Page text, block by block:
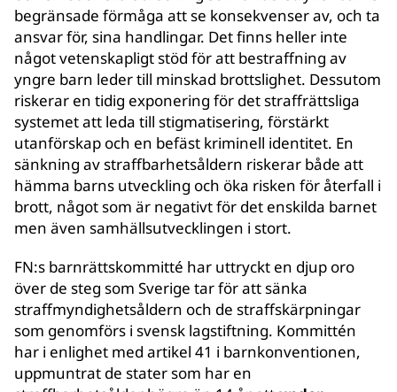
begränsade förmåga att se konsekvenser av, och ta
ansvar för, sina handlingar. Det finns heller inte
något vetenskapligt stöd för att bestraffning av
yngre barn leder till minskad brottslighet. Dessutom
riskerar en tidig exponering för det straffrättsliga
systemet att leda till stigmatisering, förstärkt
utanförskap och en befäst kriminell identitet. En
sänkning av straffbarhetsåldern riskerar både att
hämma barns utveckling och öka risken för återfall i
brott, något som är negativt för det enskilda barnet
men även samhällsutvecklingen i stort.
FN:s barnrättskommitté har uttryckt en djup oro
över de steg som Sverige tar för att sänka
straffmyndighetsåldern och de straffskärpningar
som genomförs i svensk lagstiftning. Kommittén
har i enlighet med artikel 41 i barnkonventionen,
uppmuntrat de stater som har en